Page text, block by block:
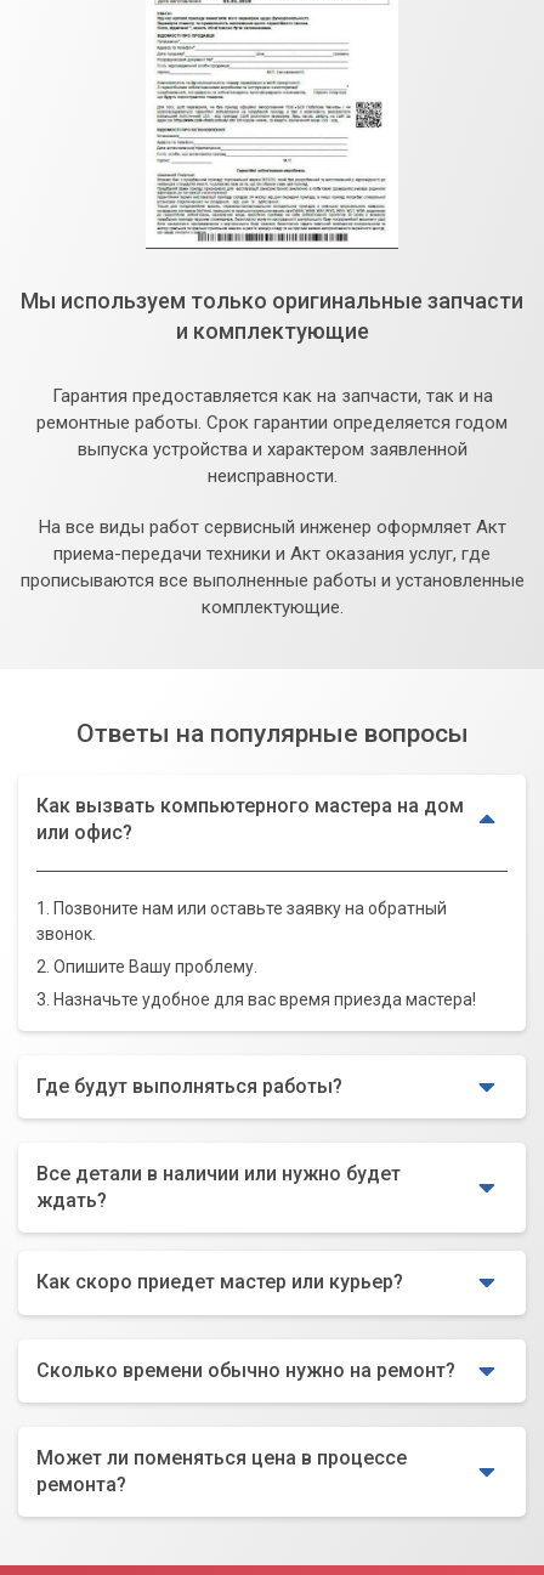
Мы используем только оригинальные запчасти
и комплектующие
Гарантия предоставляется как на запчасти, так и на
ремонтные работы. Срок гарантии определяется годом
выпуска устройства и характером заявленной
неисправности.
На все виды работ сервисный инженер оформляет Акт
приема-передачи техники и Акт оказания услуг, где
прописываются все выполненные работы и установленные
комплектующие.
Ответы на популярные вопросы
Как вызвать компьютерного мастера на дом
или офис?
1. Позвоните нам или оставьте заявку на обратный
звонок.
2. Опишите Вашу проблему.
3. Назначьте удобное для вас время приезда мастера!
Где будут выполняться работы?
Все детали в наличии или нужно будет
ждать?
Как скоро приедет мастер или курьер?
Сколько времени обычно нужно на ремонт?
Может ли поменяться цена в процессе
ремонта?